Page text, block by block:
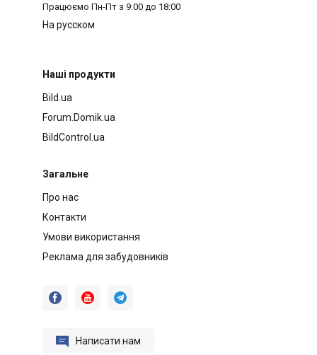
Працюємо Пн-Пт з 9:00 до 18:00
На русском
Наші продукти
Bild.ua
Forum.Domik.ua
BildControl.ua
Загальне
Про нас
Контакти
Умови використання
Реклама для забудовників
  
 Написати нам